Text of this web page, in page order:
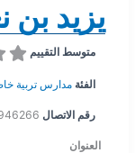
يزيد بن
متوسط التقييم
الفئة مدارس تربية
رقم الاتصال
العنوان